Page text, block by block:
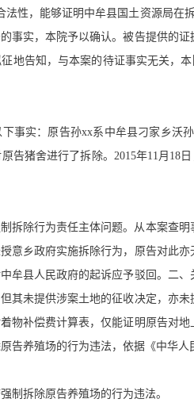
法性，能够证明中牟县国土资源局
事实，本院予以确认。被告提供的
地告知，与本案的待证事实无关，
事实：原告孙xx系中牟县刁家乡沃
告猪舍进行了拆除。2015年11月18
拆除行为责任主体问题。从本案查
意乡政府实施拆除行为，原告对此
牟县人民政府的起诉应予驳回。二
其未提供涉案土地的征收决定，亦
物补偿费计算表，仅能证明原告对
告养殖场的行为违法，依据《中华
制拆除原告养殖场的行为违法。